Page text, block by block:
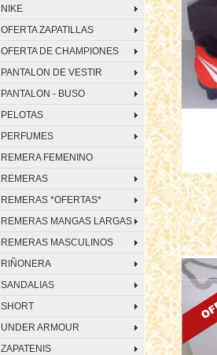
NIKE
OFERTA ZAPATILLAS
OFERTA DE CHAMPIONES
PANTALON DE VESTIR
PANTALON - BUSO
PELOTAS
PERFUMES
REMERA FEMENINO
REMERAS
REMERAS *OFERTAS*
REMERAS MANGAS LARGAS
REMERAS MASCULINOS
RIÑONERA
SANDALIAS
SHORT
UNDER ARMOUR
ZAPATENIS